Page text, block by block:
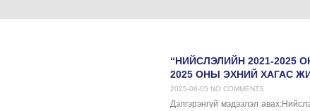
“НИЙСЛЭЛИЙН 2021-2025
2025 ОНЫ ЭХНИЙ ХАГАС
2025-06-05 NO COMMENTS
Дэлгэрэнгүй мэдээлэл